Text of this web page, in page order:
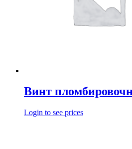
Винт
Login to see prices